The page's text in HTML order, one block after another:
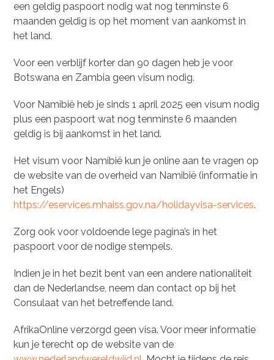
een geldig paspoort nodig wat nog tenminste 6
maanden geldig is op het moment van aankomst in
het land.
Voor een verblijf korter dan 90 dagen heb je voor
Botswana en Zambia geen visum nodig.
Voor Namibië heb je sinds 1 april 2025 een visum nodig
plus een paspoort wat nog tenminste 6 maanden
geldig is bij aankomst in het land.
Het visum voor Namibië kun je online aan te vragen op
de website van de overheid van Namibië (informatie in
het Engels)
https://eservices.mhaiss.gov.na/holidayvisa-services.
Zorg ook voor voldoende lege pagina’s in het
paspoort voor de nodige stempels.
Indien je in het bezit bent van een andere nationaliteit
dan de Nederlandse, neem dan contact op bij het
Consulaat van het betreffende land.
AfrikaOnline verzorgd geen visa. Voor meer informatie
kun je terecht op de website van de